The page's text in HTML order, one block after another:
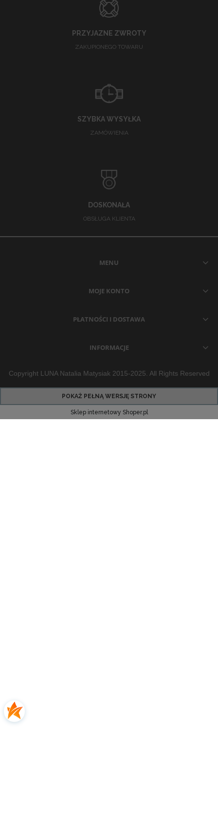
PRZYJAZNE ZWROTY
ZAKUPIONEGO TOWARU
SZYBKA WYSYŁKA
ZAMÓWIENIA
DOSKONAŁA
OBSŁUGA KLIENTA
MENU
MOJE KONTO
PŁATNOŚCI I DOSTAWA
INFORMACJE
Copyright LUNA Natalia Matysiak 2015-2025. All Rights Reserved
POKAŻ PEŁNĄ WERSJĘ STRONY
Sklep internetowy Shoper.pl